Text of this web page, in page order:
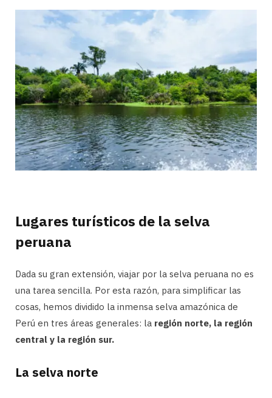
Lugares turísticos de la selva
peruana
Dada su gran extensión, viajar por la selva peruana no es
una tarea sencilla. Por esta razón, para simplificar las
cosas, hemos dividido la inmensa selva amazónica de
Perú en tres áreas generales: la región norte, la región
central y la región sur.
La selva norte